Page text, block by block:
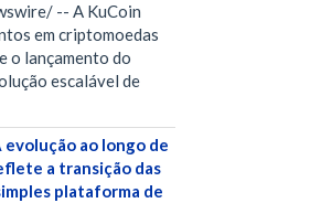
-- A KuCoin
em criptomoedas
o lançamento do
escalável de
evolução ao longo de
a transição das
plataforma de